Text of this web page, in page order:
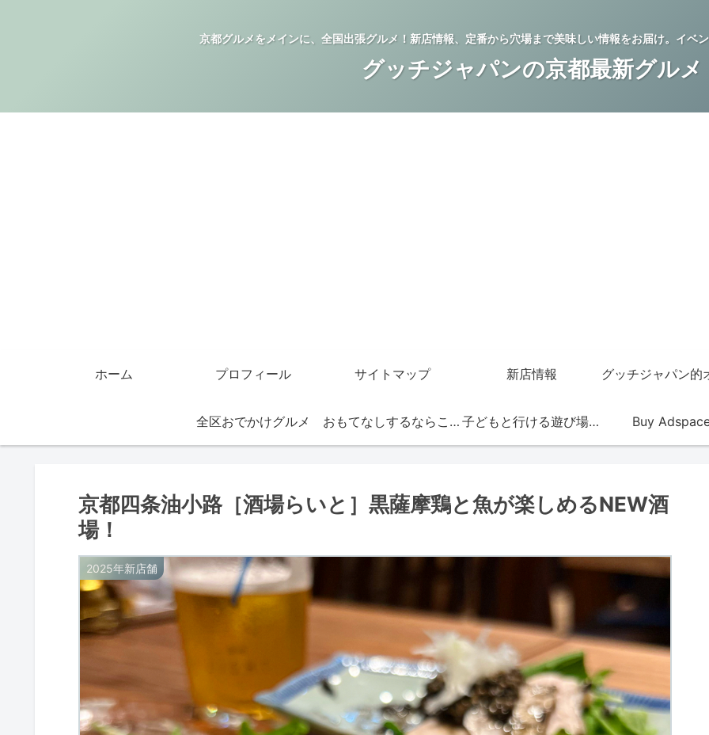
京都グルメをメインに、全国出張グルメ！新店情報、定番から穴場まで美味しい情報をお届け。イベ
グッチジャパンの京都最新グルメ
ホーム プロフィール サイトマップ 新店情報
全区おでかけグルメ おもてなしするならこの店 子どもと行ける遊び場・お店 Buy
京都四条油小路［酒場らいと］黒薩摩鶏と魚が楽しめるNEW酒
場！
2025年新店舗